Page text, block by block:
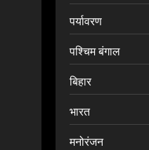
पर्यावरण
पश्चिम बंगाल
बिहार
भारत
मनोरंजन